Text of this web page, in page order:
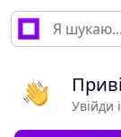
Увійди